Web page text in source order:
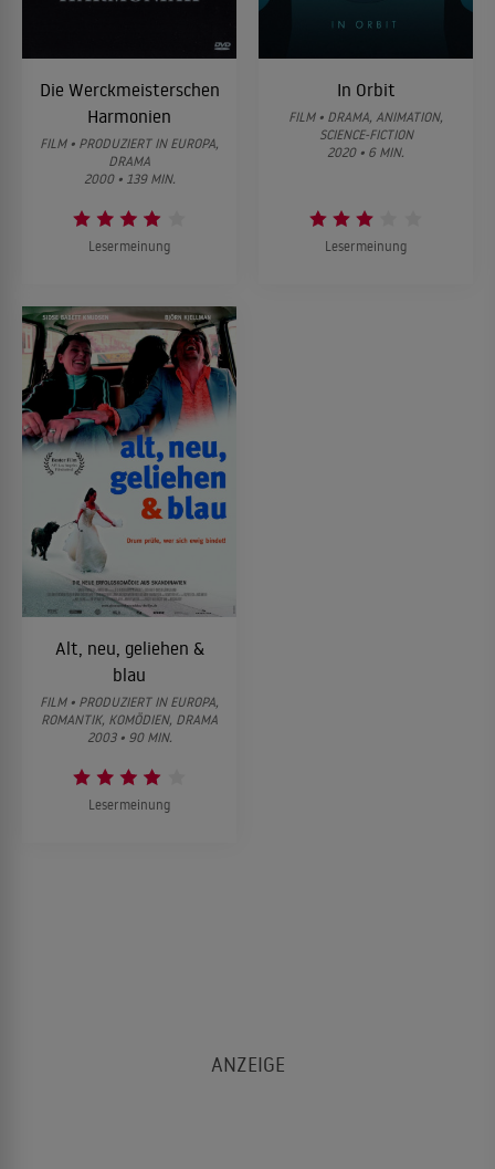
Die Werckmeisterschen
Harmonien
FILM • PRODUZIERT IN EUROPA,
DRAMA
2000 • 139 MIN.
Lesermeinung
In Orbit
FILM • DRAMA, ANIMATION,
SCIENCE-FICTION
2020 • 6 MIN.
Lesermeinung
Alt, neu, geliehen &
blau
FILM • PRODUZIERT IN EUROPA,
ROMANTIK, KOMÖDIEN, DRAMA
2003 • 90 MIN.
Lesermeinung